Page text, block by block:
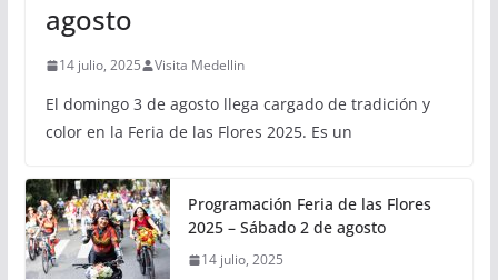
agosto
14 julio, 2025 Visita Medellin
El domingo 3 de agosto llega cargado de tradición y
color en la Feria de las Flores 2025. Es un
Programación Feria de las Flores
2025 – Sábado 2 de agosto
14 julio, 2025